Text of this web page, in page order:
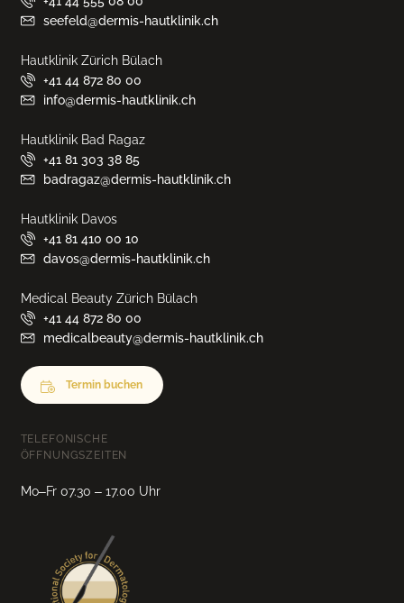
seefeld@dermis-hautklinik.ch
Hautklinik Zürich Bülach
+41 44 872 80 00
info@dermis-hautklinik.ch
Hautklinik Bad Ragaz
+41 81 303 38 85
badragaz@dermis-hautklinik.ch
Hautklinik Davos
+41 81 410 00 10
davos@dermis-hautklinik.ch
Medical Beauty Zürich Bülach
+41 44 872 80 00
medicalbeauty@dermis-hautklinik.ch
Termin buchen
TELEFONISCHE
ÖFFNUNGSZEITEN
Mo–Fr 07.30 – 17.00 Uhr